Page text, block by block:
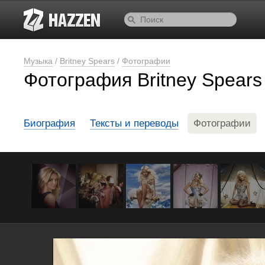
Музыка / Britney Spears / Фотографии
Фотография Britney
Биография Тексты и переводы Фотографии